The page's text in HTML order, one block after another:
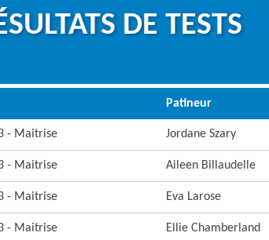
DE TESTS
Patineur
- Maitrise Jordane Szary
- Maitrise Aileen Billaudelle
- Maitrise Eva Larose
- Maitrise Ellie Chamberland